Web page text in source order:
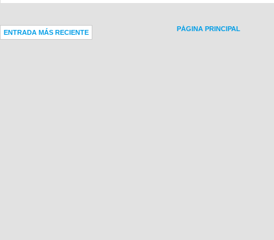
ENTRADA MÁS RECIENTE PÁGINA PRINCIPAL